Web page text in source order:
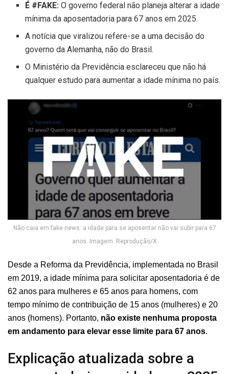
É #FAKE: O governo federal não planeja alterar a idade
mínima da aposentadoria para 67 anos em 2025.
A notícia que viralizou refere-se a uma decisão do
governo da Alemanha, não do Brasil.
O Ministério da Previdência esclareceu que não há
qualquer estudo para aumentar a idade mínima no país.
Não caia em fake news: a idade para se aposentar não vai subir para 67
anos. Imagem: Reprodução/X
Desde a Reforma da Previdência, implementada no Brasil
em 2019, a idade mínima para solicitar aposentadoria é de
62 anos para mulheres e 65 anos para homens, com
tempo mínimo de contribuição de 15 anos (mulheres) e 20
anos (homens). Portanto, não existe nenhuma proposta
em andamento para elevar esse limite para 67 anos.
Explicação atualizada sobre a